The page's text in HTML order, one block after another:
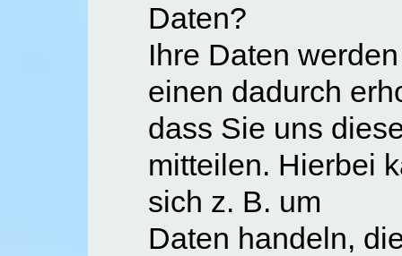
Daten?
Ihre Daten
einen dadurch
dass Sie uns
mitteilen. Hierbei
sich z. B. um
Daten handeln,